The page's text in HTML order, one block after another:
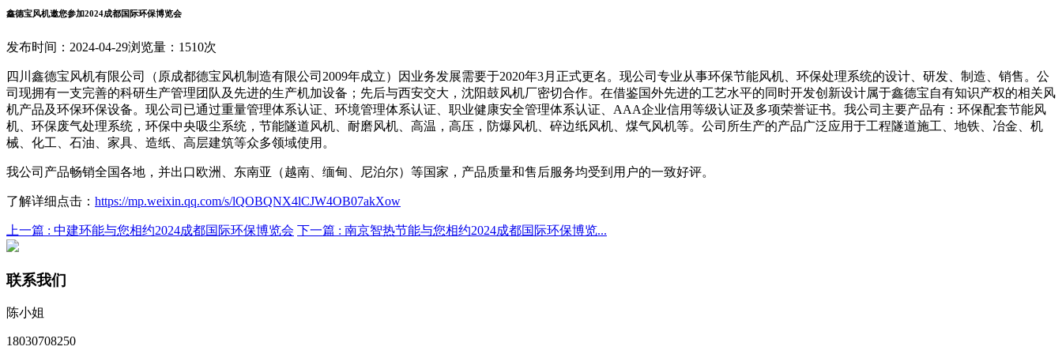
鑫德宝风机邀您参加2024成都国际环保博览会
发布时间：2024-04-29浏览量：1510次
四川鑫德宝风机有限公司（原成都德宝风机制造有限公司2009年成立）因业务发展需要于2020年3月正式更名。现公司专业从事环保节能风机、环保处理系统的设计、研发、制造、销售。公
司现拥有一支完善的科研生产管理团队及先进的生产机加设备；先后与西安交大，沈阳鼓风机厂密切合作。在借鉴国外先进的工艺水平的同时开发创新设计属于鑫德宝自有知识产权的相关风
机产品及环保环保设备。现公司已通过重量管理体系认证、环境管理体系认证、职业健康安全管理体系认证、AAA企业信用等级认证及多项荣誉证书。 我公司主要产品有：环保配套节能风
机、环保废气处理系统，环保中央吸尘系统，节能隧道风机 、耐磨风机、高温，高压，防爆风机、碎边纸风机、煤气风机等。公司所生产的产品广泛应用于工程隧道施工、地铁、冶金、机
械、化工、石油、家具、造纸、高层建筑等众多领域使用。
我公司产品畅销全国各地，并出口欧洲、东南亚（越南、缅甸、尼泊尔）等国家，产品质量和售后服务均受到用户的一致好评。
了解详细点击： https://mp.weixin.qq.com/s/lQOBQNX4lCJW4OB07akXow
上一篇 : 中建环能与您相约2024成都国际环保博览会 下一篇 : 南京智热节能与您相约2024成都国际环保博览...
联系我们
陈小姐
18030708250